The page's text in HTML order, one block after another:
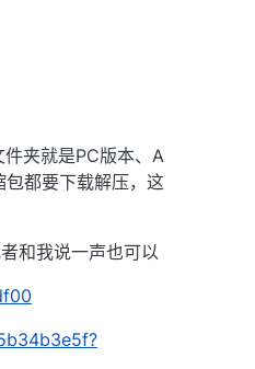
夹就是PC版本、A
包都要下载解压，这
和我说一声也可以